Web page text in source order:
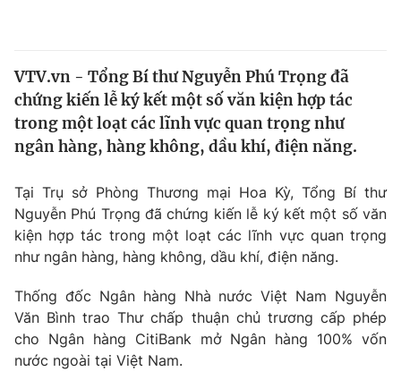
Y tế
Thế giới
Thế giới đó đây
Câu chuyện quốc tế
Kinh tế
Tài chính
Thị trường
Góc doanh nghiệp
Dữ liệu và đời sống
Truyền hình
Phim VTV
Hậu trường
Giải trí
Giáo dục
VTV.vn - Tổng Bí thư Nguyễn Phú Trọng đã
chứng kiến lễ ký kết một số văn kiện hợp tác
trong một loạt các lĩnh vực quan trọng như
ngân hàng, hàng không, dầu khí, điện năng.
Tại Trụ sở Phòng Thương mại Hoa Kỳ, Tổng Bí thư
Nguyễn Phú Trọng đã chứng kiến lễ ký kết một số văn
kiện hợp tác trong một loạt các lĩnh vực quan trọng
như ngân hàng, hàng không, dầu khí, điện năng.
Thống đốc Ngân hàng Nhà nước Việt Nam Nguyễn
Văn Bình trao Thư chấp thuận chủ trương cấp phép
cho Ngân hàng CitiBank mở Ngân hàng 100% vốn
nước ngoài tại Việt Nam.